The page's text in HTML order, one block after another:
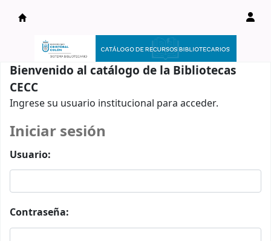
Catálogo en línea
Bienvenido al catálogo de la Bibliotecas
CECC
Ingrese su usuario institucional para acceder.
Iniciar sesión
Usuario:
Contraseña: